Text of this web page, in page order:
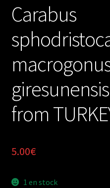
Carabus
from
5.00€
1 en stock